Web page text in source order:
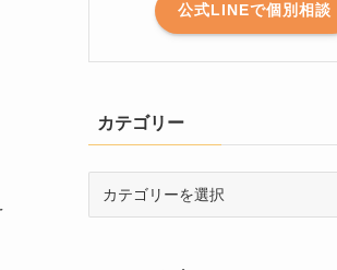
公式LINEで個別相談
カテゴリー